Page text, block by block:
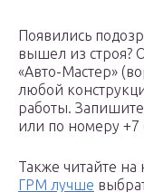
Появились
вышел из строя?
«Авто-Мастер»
любой
работы.
или по номеру +7
Также читайте
ГРМ лучше